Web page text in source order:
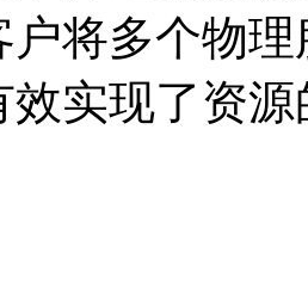
户将多个物
有效实现了资